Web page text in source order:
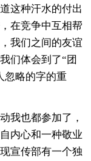
这种汗水的付出
在竞争中互相帮
我们之间的友谊
们体会到了“团
忽略的字的重
我也都参加了，
内心和一种敬业
宣传部有一个独